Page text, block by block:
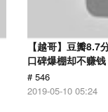
【越哥】豆瓣8.7
口碑爆棚却不赚钱
# 546
2019-05-10 05:24